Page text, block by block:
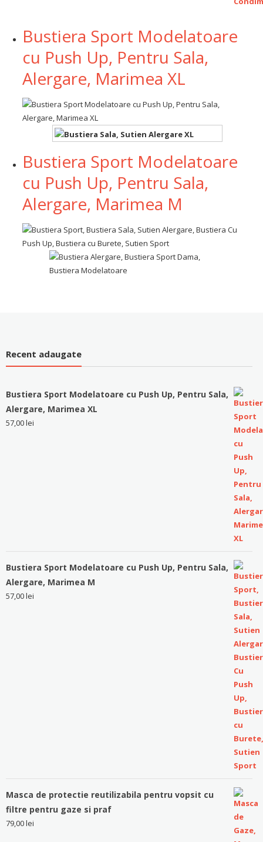
Bustiera Sport Modelatoare
cu Push Up, Pentru Sala,
Alergare, Marimea XL
Bustiera Sport Modelatoare
cu Push Up, Pentru Sala,
Alergare, Marimea M
Recent adaugate
Bustiera Sport Modelatoare cu Push Up, Pentru Sala,
Alergare, Marimea XL
57,00lei
Bustiera Sport Modelatoare cu Push Up, Pentru Sala,
Alergare, Marimea M
57,00lei
Masca de protectie reutilizabila pentru vopsit cu
filtre pentru gaze si praf
79,00lei